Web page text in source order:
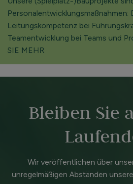
Personal­entwicklungs­maßnahmen:
Leitungskompetenz bei
Teamentwicklung bei Teams und
SIE MEHR
Bleiben Sie
Wir veröffentlichen über
unregelmäßigen Abständen